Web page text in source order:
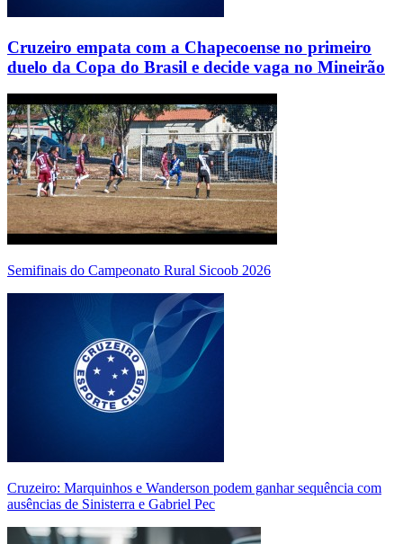
Cruzeiro empata com a Chapecoense no primeiro
duelo da Copa do Brasil e decide vaga no Mineirão
Semifinais do Campeonato Rural Sicoob 2026
Cruzeiro: Marquinhos e Wanderson podem ganhar sequência com
ausências de Sinisterra e Gabriel Pec